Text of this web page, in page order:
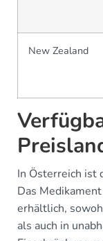
New Zealand
In Österreich ist
Das
erhältlich,
als auch in